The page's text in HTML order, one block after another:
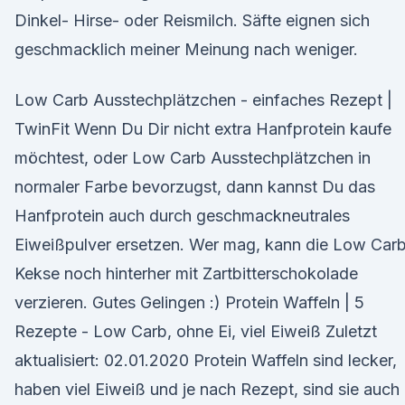
Dinkel- Hirse- oder Reismilch. Säfte eignen sich
geschmacklich meiner Meinung nach weniger.
Low Carb Ausstechplätzchen - einfaches Rezept |
TwinFit Wenn Du Dir nicht extra Hanfprotein kaufe
möchtest, oder Low Carb Ausstechplätzchen in
normaler Farbe bevorzugst, dann kannst Du das
Hanfprotein auch durch geschmackneutrales
Eiweißpulver ersetzen. Wer mag, kann die Low
Kekse noch hinterher mit Zartbitterschokolade
verzieren. Gutes Gelingen :) Protein Waffeln | 5
Rezepte - Low Carb, ohne Ei, viel Eiweiß Zuletzt
aktualisiert: 02.01.2020 Protein Waffeln sind lecker,
haben viel Eiweiß und je nach Rezept, sind sie auch